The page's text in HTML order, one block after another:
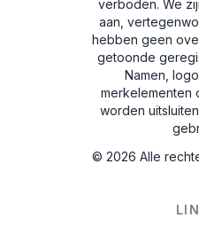
verboden. We
aan,
hebben geen
getoonde
Namen,
merkelementen
worden
© 2026 Alle